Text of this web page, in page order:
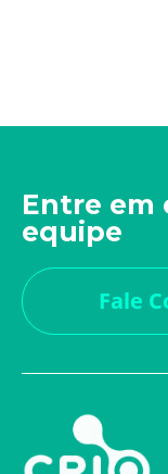
Entre em
equipe
Fale